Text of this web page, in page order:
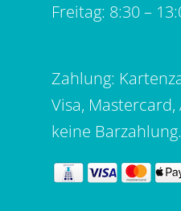
Freitag: 8:30 –
Zahlung:
Visa, Mastercard,
keine Barzahlung.